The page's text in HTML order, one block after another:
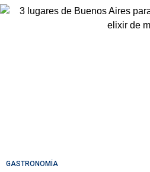
GASTRONOMÍA